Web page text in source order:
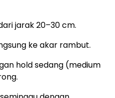
jarak 20–30 cm.
ke akar rambut.
hold sedang (medium